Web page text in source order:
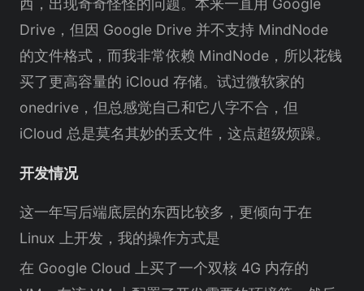
西，出现奇奇怪怪的问题。本来一直用 Google
Drive，但因 Google Drive 并不支持 MindNode
的文件格式，而我非常依赖 MindNode，所以花钱
买了更高容量的 iCloud 存储。试过微软家的
onedrive，但总感觉自己和它八字不合，但
iCloud 总是莫名其妙的丢文件，这点超级烦躁。
开发情况
这一年写后端底层的东西比较多，更倾向于在
Linux 上开发，我的操作方式是
在 Google Cloud 上买了一个双核 4G 内存的